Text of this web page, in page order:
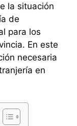
la situación
de
para los
En este
necesaria
en